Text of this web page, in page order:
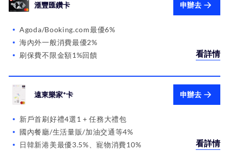
滙豐匯鑽卡 申辦去
Agoda/Booking.com最優6%
海內外一般消費最優2%
刷保費不限金額1%回饋
看詳情
遠東樂家⁺卡 申辦去
新戶首刷好禮4選1 + 任務大禮包
國內餐廳/生活量販/加油交通等4%
日韓新港美最優3.5%、寵物消費10%
看詳情